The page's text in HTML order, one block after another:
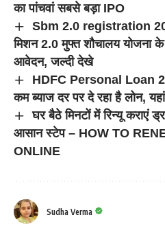
का पांचवां सबसे बड़ा IPO
Sbm 2.0 registration
मिशन 2.0 मुफ्त शौचालय योजना
आवेदन, जल्दी देखे
HDFC Personal Loan
कम ब्याज दर पर दे रहा है लोन,
घर बैठे मिनटों में रिन्यू कराएं
आसान स्टेप – HOW TO
ONLINE
Sudha Verma